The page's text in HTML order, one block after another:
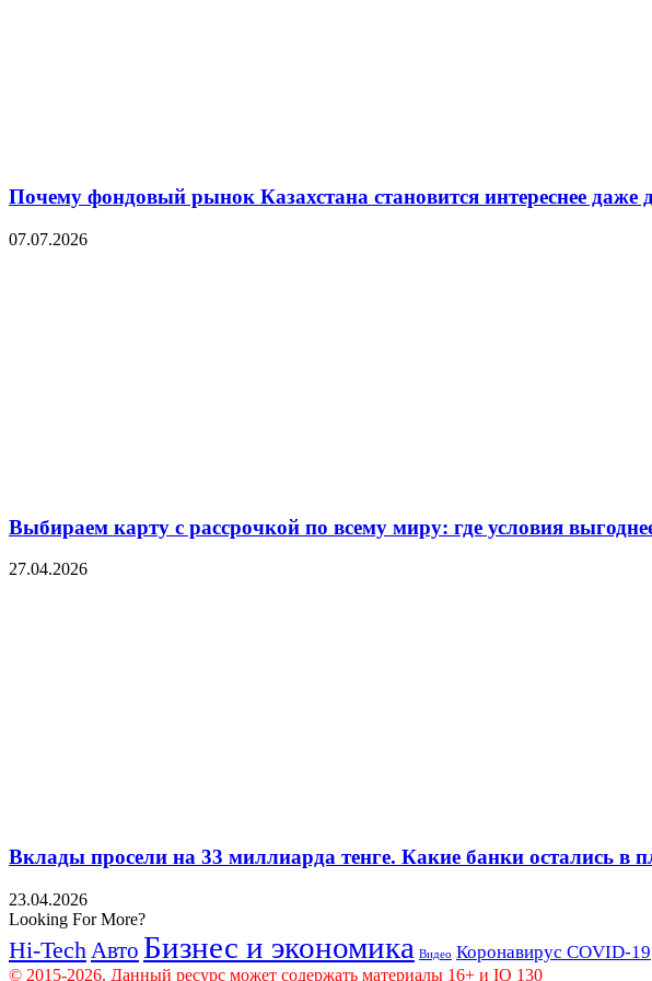
Почему фондовый рынок Казахстана становится интереснее
07.07.2026
Выбираем карту с рассрочкой по всему миру: где условия
27.04.2026
Вклады просели на 33 миллиарда тенге. Какие банки остались в
23.04.2026
Looking For More?
Hi-Tech Авто Бизнес и экономика Видео Коронавирус COVID-19
© 2015-2026. Данный ресурс может содержать материалы 16+ и IQ 130